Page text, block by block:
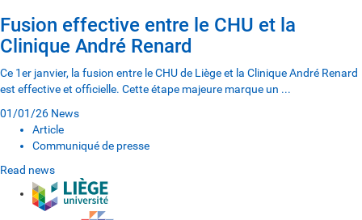
Fusion effective entre le CHU et la
Clinique André Renard
Ce 1er janvier, la fusion entre le CHU de Liège et la Clinique André Renard
est effective et officielle. Cette étape majeure marque un ...
01/01/26 News
Article
Communiqué de presse
Read news